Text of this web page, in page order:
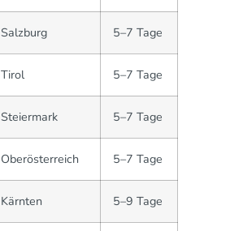
Salzburg 5–7 Tage
Tirol 5–7 Tage
Steiermark 5–7 Tage
Oberösterreich 5–7 Tage
Kärnten 5–9 Tage